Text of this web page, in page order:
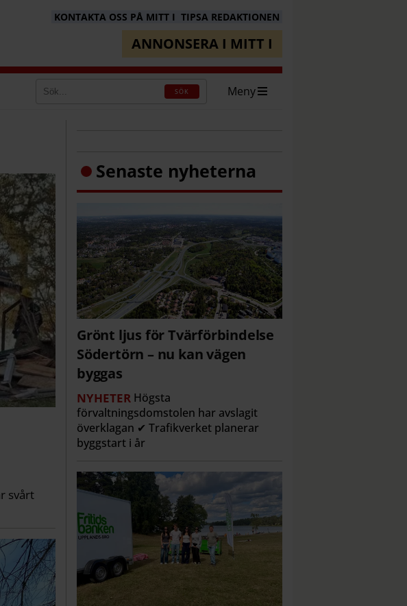
KONTAKTA OSS PÅ MITT I TIPSA REDAKTIONEN
ANNONSERA I MITT I
SÖK Meny
svårt
Senaste nyheterna
Grönt ljus för Tvärförbindelse
Södertörn – nu kan vägen
byggas
NYHETER Högsta
förvaltningsdomstolen har avslagit
överklagan ✔ Trafikverket planerar
byggstart i år